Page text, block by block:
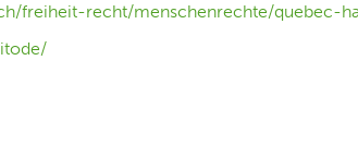
freiheit-recht/menschenrechte/quebec-